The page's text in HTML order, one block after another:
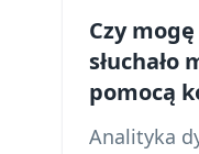
Czy
słuchało
pomocą
Analityka